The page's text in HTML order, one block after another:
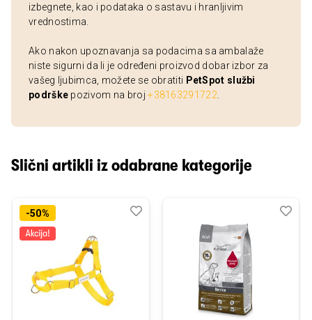
izbegnete, kao i podataka o sastavu i hranljivim
vrednostima.
Ako nakon upoznavanja sa podacima sa ambalaže
niste sigurni da li je određeni proizvod dobar izbor za
vašeg ljubimca, možete se obratiti PetSpot službi
podrške pozivom na broj+38163291722
Slični artikli iz odabrane kategorije
-50%
Dodaj
Uporedi